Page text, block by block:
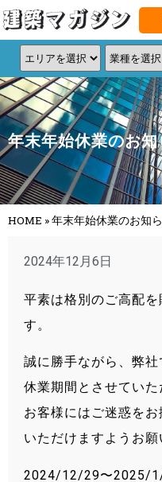
年末年始休業のお知
HOME »年末年始休業のお知
2024年12月6日
平素は格別のご高配
す。
誠に勝手ながら、弊
休業期間とさせていた
お客様にはご迷惑を
いただけますようお願
2024/12/29〜2025/